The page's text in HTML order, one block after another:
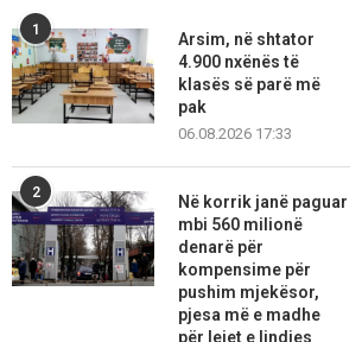
1
Arsim, në shtator
4.900 nxënës të
klasës së parë më
pak
06.08.2026 17:33
2
Në korrik janë paguar
mbi 560 milionë
denarë për
kompensime për
pushim mjekësor,
pjesa më e madhe
për lejet e lindjes